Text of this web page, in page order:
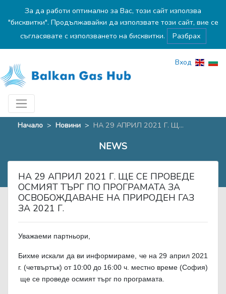
За да работи оптимално за Вас, този сайт използва
"бисквитки". Продължавайки да използвате този сайт, вие се
съгласявате с използването на бисквитки.
Разбрах
Вход
Начало > Новини > НА 29 АПРИЛ 2021 Г. Щ...
NEWS
НА 29 АПРИЛ 2021 Г. ЩЕ СЕ ПРОВЕДЕ
ОСМИЯТ ТЪРГ ПО ПРОГРАМАТА ЗА
ОСВОБОЖДАВАНЕ НА ПРИРОДЕН ГАЗ
ЗА 2021 Г.
Уважаеми партньори,
Бихме искали да ви информираме, че на 29 април 2021
г. (четвъртък) от 10:00 до 16:00 ч. местно време (София)
ще се проведе осмият търг по програмата.